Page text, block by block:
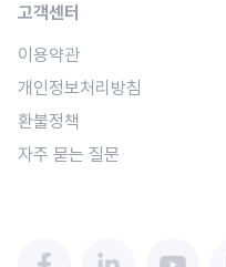
고객센터
이용약관
개인정보처리방침
환불정책
자주 묻는 질문